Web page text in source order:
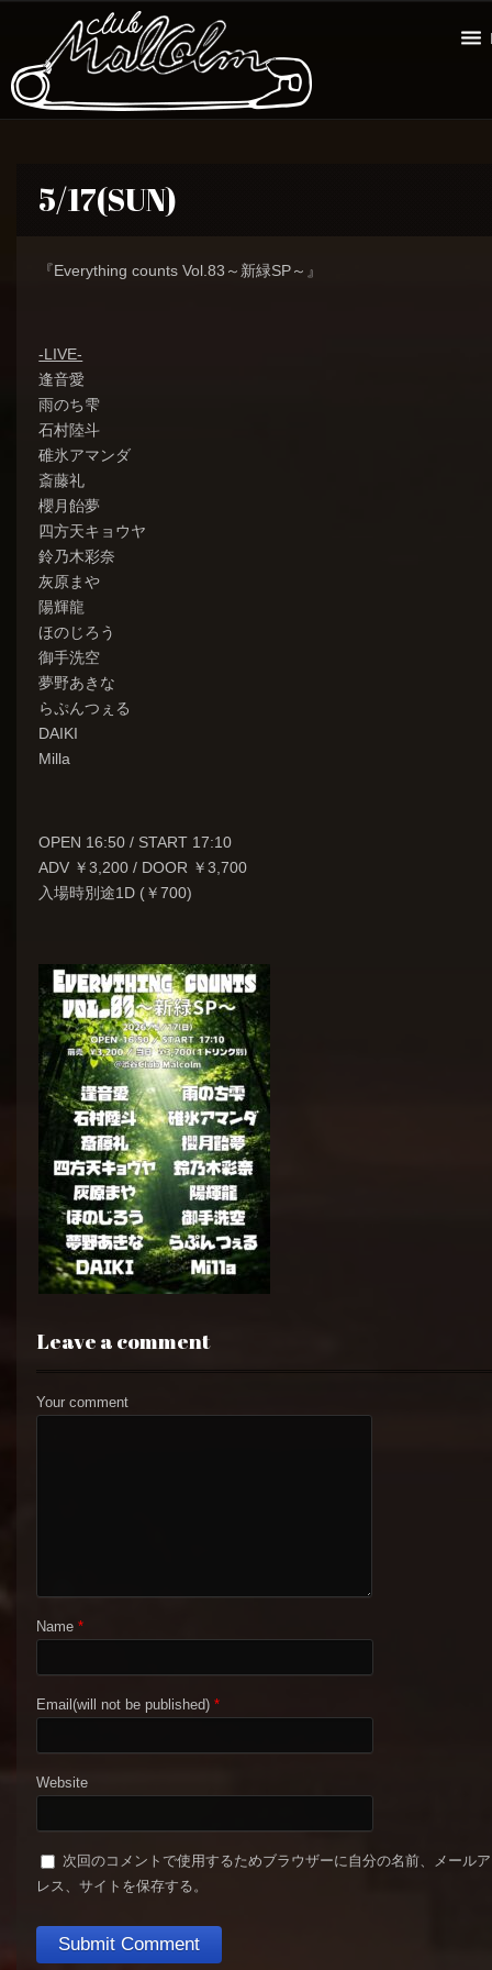
5/17(SUN)
『Everything counts Vol.83～新緑SP～』
-LIVE-
逢音愛
雨のち雫
石村陸斗
碓氷アマンダ
斎藤礼
櫻月飴夢
四方天キョウヤ
鈴乃木彩奈
灰原まや
陽輝龍
ほのじろう
御手洗空
夢野あきな
らぷんつぇる
DAIKI
Milla
OPEN 16:50 / START 17:10
ADV ￥3,200 / DOOR ￥3,700
入場時別途1D (￥700)
Leave a comment
Your comment
Name *
Email(will not be published) *
Website
次回のコメントで使用するためブラウザーに自分の名前、メール
レス、サイトを保存する。